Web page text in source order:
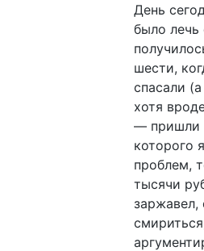
День
было лечь
шести,
спасали
хотя
— пришли
которого
проблем,
тысячи
заржавел,